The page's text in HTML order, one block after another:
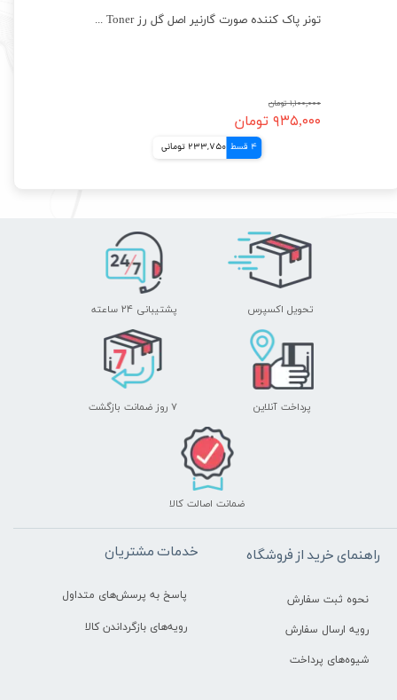
تونر پاک کننده صورت گارنیر اصل گل رز Garnier Toner
۱,۱۰۰,۰۰۰ تومان
۹۳۵,۰۰۰ تومان
4 قسط 233,750 تومانی
تحویل اکسپرس پشتیبانی ۲۴ ساعته
پرداخت آنلاین ۷ روز ضمانت بازگشت
ضمانت اصالت کالا
راهنمای خرید از فروشگاه
نحوه ثبت سفارش
رویه ارسال سفارش
شیوه‌های پرداخت
خدمات مشتریان
پاسخ به پرسش‌های متداول
رویه‌های بازگرداندن کالا